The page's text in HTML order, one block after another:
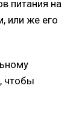
питания на
или же его
чтобы